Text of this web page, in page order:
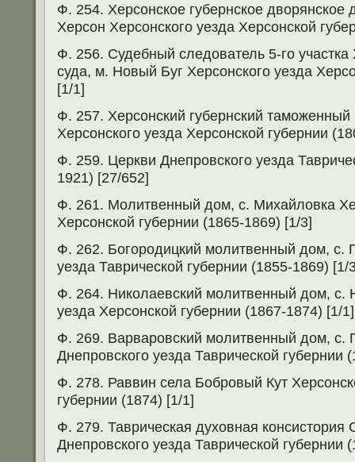
Ф. 254. Херсонское губернское дворянское
Херсон Херсонского уезда Херсонской
Ф. 256. Судебный следователь 5-го участка
суда, м. Новый Буг Херсонского уезда
[1/1]
Ф. 257. Херсонский губернский таможенный
Херсонского уезда Херсонской губернии
Ф. 259. Церкви Днепровского уезда
1921) [27/652]
Ф. 261. Молитвенный дом, с. Михайловка
Херсонской губернии (1865-1869) [1/3]
Ф. 262. Богородицкий молитвенный дом, с.
уезда Таврической губернии (1855-1869) [1/
Ф. 264. Николаевский молитвенный дом, с.
уезда Херсонской губернии (1867-1874) [1/1]
Ф. 269. Варваровский молитвенный дом, с.
Днепровского уезда Таврической губернии
Ф. 278. Раввин села Бобровый Кут
губернии (1874) [1/1]
Ф. 279. Таврическая духовная консистория
Днепровского уезда Таврической губернии